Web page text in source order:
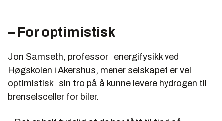
– For optimistisk
Jon Samseth, professor i energifysikk ved
Høgskolen i Akershus, mener selskapet er vel
optimistisk i sin tro på å kunne levere hydrogen til
brenselsceller for biler.